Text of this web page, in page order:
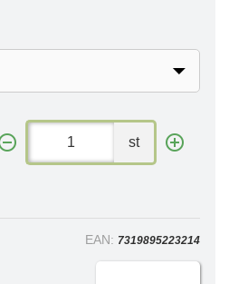
st
EAN: 7319895223214